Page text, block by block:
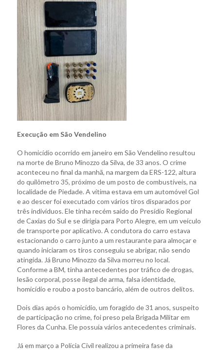
Execução em São Vendelino
O homicídio ocorrido em janeiro em São Vendelino resultou
na morte de Bruno Minozzo da Silva, de 33 anos. O crime
aconteceu no final da manhã, na margem da ERS-122, altura
do quilômetro 35, próximo de um posto de combustíveis, na
localidade de Piedade. A vítima estava em um automóvel Gol
e ao descer foi executado com vários tiros disparados por
três indivíduos. Ele tinha recém saído do Presídio Regional
de Caxias do Sul e se dirigia para Porto Alegre, em um veículo
de transporte por aplicativo. A condutora do carro estava
estacionando o carro junto a um restaurante para almoçar e
quando iniciaram os tiros conseguiu se abrigar, não sendo
atingida. Já Bruno Minozzo da Silva morreu no local.
Conforme a BM, tinha antecedentes por tráfico de drogas,
lesão corporal, posse ilegal de arma, falsa identidade,
homicídio e roubo a posto bancário, além de outros delitos.
Dois dias após o homicídio, um foragido de 31 anos, suspeito
de participação no crime, foi preso pela Brigada Militar em
Flores da Cunha. Ele possuía vários antecedentes criminais.
Já em março a Polícia Civil realizou a primeira fase da